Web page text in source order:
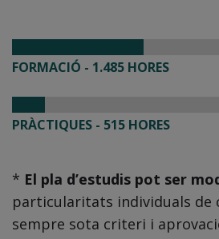
FORMACIÓ - 1.485 HORES
PRÀCTIQUES - 515 HORES
* El pla d’estudis pot ser
particularitats individuals de
sempre sota criteri i